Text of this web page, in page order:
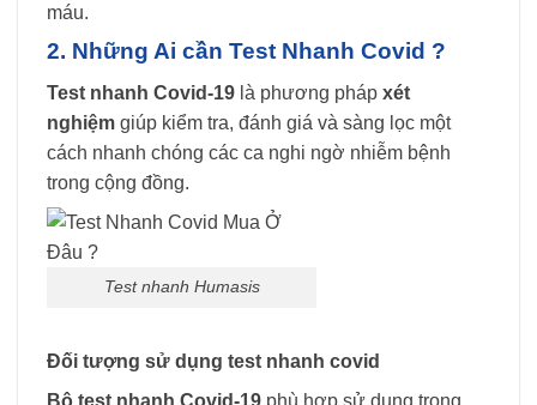
máu.
2. Những Ai cần Test Nhanh Covid ?
Test nhanh Covid-19 là phương pháp xét
nghiệm giúp kiểm tra, đánh giá và sàng lọc một
cách nhanh chóng các ca nghi ngờ nhiễm bệnh
trong cộng đồng.
Test nhanh Humasis
Đối tượng sử dụng test nhanh covid
Bộ test nhanh Covid-19 phù hợp sử dụng trong